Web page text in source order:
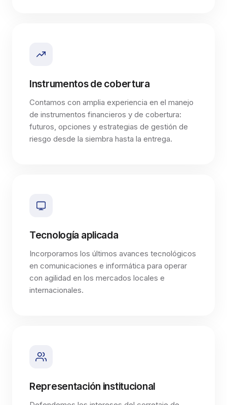
Instrumentos de cobertura
Contamos con amplia experiencia en el manejo
de instrumentos financieros y de cobertura:
futuros, opciones y estrategias de gestión de
riesgo desde la siembra hasta la entrega.
Tecnología aplicada
Incorporamos los últimos avances tecnológicos
en comunicaciones e informática para operar
con agilidad en los mercados locales e
internacionales.
Representación institucional